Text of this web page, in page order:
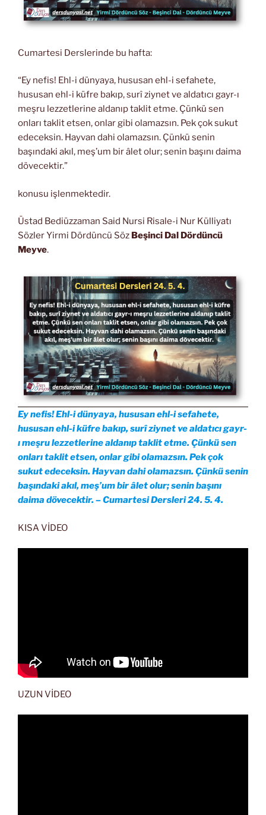
Cumartesi Derslerinde bu hafta:
“Ey nefis! Ehl-i dünyaya, hususan ehl-i sefahete,
hususan ehl-i küfre bakıp, surî ziynet ve aldatıcı gayr-ı
meşru lezzetlerine aldanıp taklit etme. Çünkü sen
onları taklit etsen, onlar gibi olamazsın. Pek çok sukut
edeceksin. Hayvan dahi olamazsın. Çünkü senin
başındaki akıl, meş’um bir âlet olur; senin başını daima
dövecektir.”
konusu işlenmektedir.
Üstad Bediüzzaman Said Nursi Risale-i Nur Külliyatı
Sözler Yirmi Dördüncü Söz Beşinci Dal Dördüncü
Meyve.
Ey nefis! Ehl-i dünyaya, hususan ehl-i sefahete,
hususan ehl-i küfre bakıp, surî ziynet ve aldatıcı gayr-
ı meşru lezzetlerine aldanıp taklit etme. Çünkü sen
onları taklit etsen, onlar gibi olamazsın. Pek çok
sukut edeceksin. Hayvan dahi olamazsın. Çünkü senin
başındaki akıl, meş’um bir âlet olur; senin başını
daima dövecektir. – Cumartesi Dersleri 24. 5. 4.
KISA VİDEO
UZUN VİDEO